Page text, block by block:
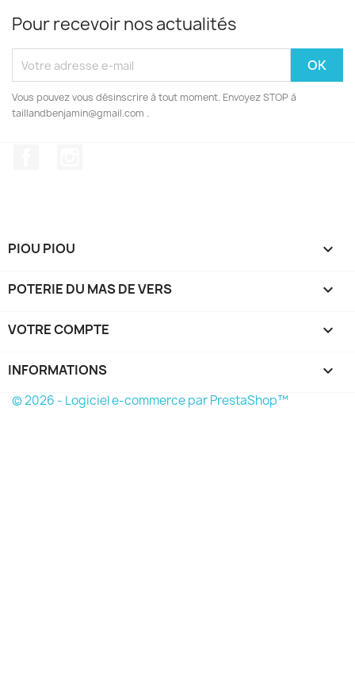
Pour recevoir nos actualités
Vous pouvez vous désinscrire à tout moment. Envoyez STOP à
taillandbenjamin@gmail.com .
PIOU PIOU 
POTERIE DU MAS DE VERS 
VOTRE COMPTE 
INFORMATIONS keyboard_arrow_down
© 2026 - Logiciel e-commerce par PrestaShop™